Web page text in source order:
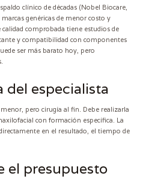
clínico de décadas (Nobel Biocare,
genéricas de menor costo y
comprobada tiene estudios de
y compatibilidad con componentes
ser más barato hoy, pero
del especialista
pero cirugía al fin. Debe realizarla
con formación específica. La
en el resultado, el tiempo de
el presupuesto